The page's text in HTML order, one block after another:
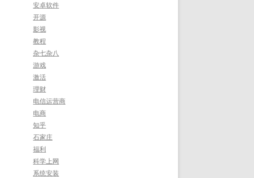
安卓软件
开源
影视
教程
杂七杂八
游戏
激活
理财
电信运营商
电商
知乎
石家庄
福利
科学上网
系统安装